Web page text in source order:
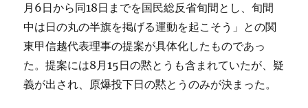
月6日から同18日までを国民総反省旬間とし、旬間
中は日の丸の半旗を掲げる運動を起こそう」との関
東甲信越代表理事の提案が具体化したものであっ
た。提案には8月15日の黙とうも含まれていたが、疑
義が出され、原爆投下日の黙とうのみが決まった。